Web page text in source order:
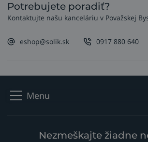
Potrebujete poradiť?
Kontaktujte našu kanceláriu v Považskej
eshop@solik.sk 0917 880 640
Menu
Nezmeškajte žiadne